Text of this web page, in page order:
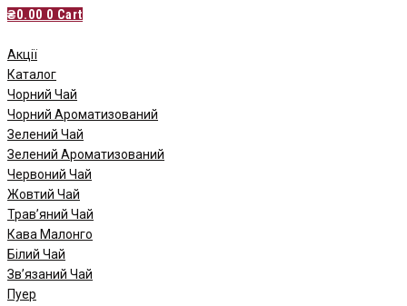
₴0.00 0 Cart
Акції
Каталог
Чорний Чай
Чорний Ароматизований
Зелений Чай
Зелений Ароматизований
Червоний Чай
Жовтий Чай
Трав’яний Чай
Кава Малонго
Білий Чай
Зв’язаний Чай
Пуер